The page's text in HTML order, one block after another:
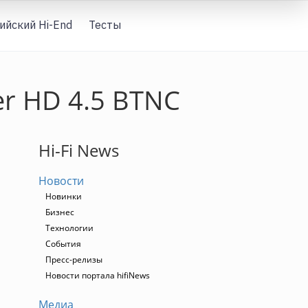
Hi-End Тесты
HD 4.5 BTNC
Hi-Fi News
Новости
Новинки
Бизнес
Технологии
События
Пресс-релизы
Новости портала hifiNews
Медиа